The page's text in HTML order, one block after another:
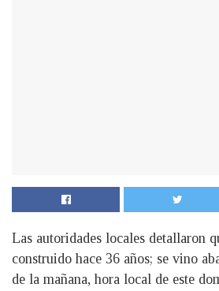
Las autoridades locales detallaron
construido hace 36 años; se vino
de la mañana, hora local de este